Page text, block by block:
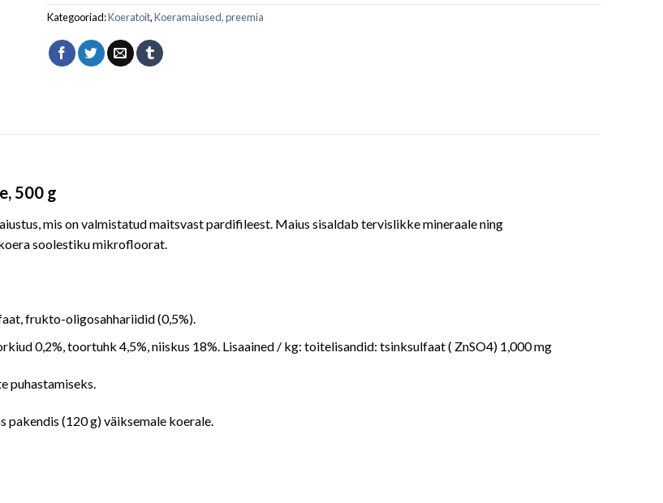
Kategooriad:Koeratoit,Koeramaiused, preemia
500 g
mis on valmistatud maitsvast pardifileest. Maius sisaldab tervislikke mineraale ning
soolestiku mikrofloorat.
frukto-oligosahhariidid (0,5%).
0,2%, toortuhk 4,5%, niiskus 18%. Lisaained / kg: toitelisandid: tsinksulfaat ( ZnSO4) 1,000 mg
puhastamiseks.
pakendis (120 g) väiksemale koerale.